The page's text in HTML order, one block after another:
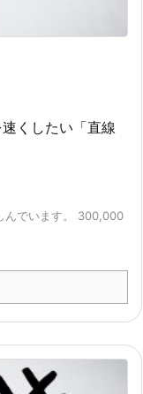
くしたい「直線
んでいます。 300,000